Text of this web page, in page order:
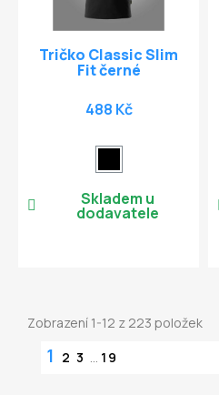
Tričko Classic Slim
Fit černé
488 Kč
Skladem u
dodavatele
Zobrazení 1-12 z 223 položek
1 2 3 … 19